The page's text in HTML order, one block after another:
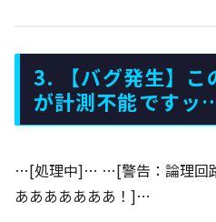
3. 【バグ発生】こ
が計測不能ですッ
…[処理中]… …[警告：論理回
あああああああ！]…